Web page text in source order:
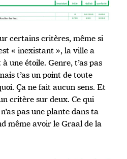
certains critères, même si
« inexistant », la ville a
une étoile. Genre, t’as pas
t’as un point de toute
Ça ne fait aucun sens. Et
critère sur deux. Ce qui
pas une plante dans ta
même avoir le Graal de la